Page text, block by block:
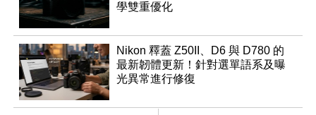
學雙重優化
Nikon 釋蓋 Z50II、D6 與 D780 的
最新韌體更新！針對選單語系及曝
光異常進行修復